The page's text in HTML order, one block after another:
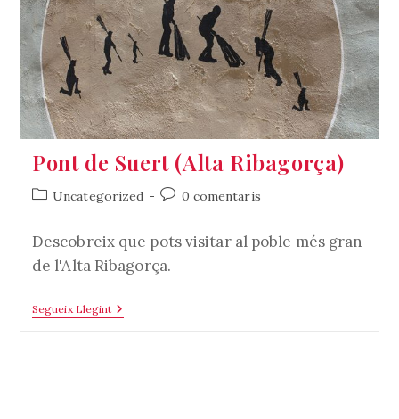
Pont de Suert (Alta Ribagorça)
Categoria
l'entrada:
Uncategorized
Comentaris
0 comentaris
Descobreix que pots visitar al poble més gran
de l'Alta Ribagorça.
Segueix LlegintPont
De